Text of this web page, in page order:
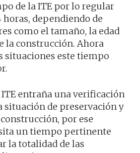
de la ITE por lo regular
horas, dependiendo de
como el tamaño, la edad
la construcción. Ahora
situaciones este tiempo
ITE entraña una verificación
situación de preservación y
por ese
un tiempo pertinente
la totalidad de las